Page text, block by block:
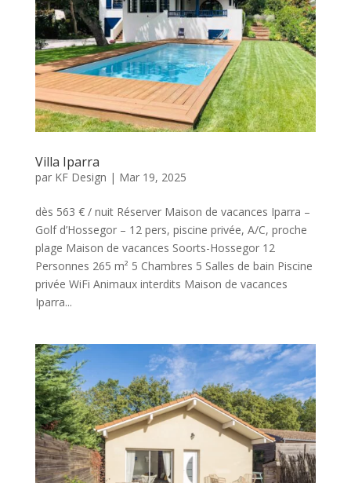
Villa Iparra
par KF Design | Mar 19, 2025
dès 563 € / nuit Réserver Maison de vacances Iparra –
Golf d’Hossegor – 12 pers, piscine privée, A/C, proche
plage Maison de vacances Soorts-Hossegor 12
Personnes 265 m² 5 Chambres 5 Salles de bain Piscine
privée WiFi Animaux interdits Maison de vacances
Iparra...